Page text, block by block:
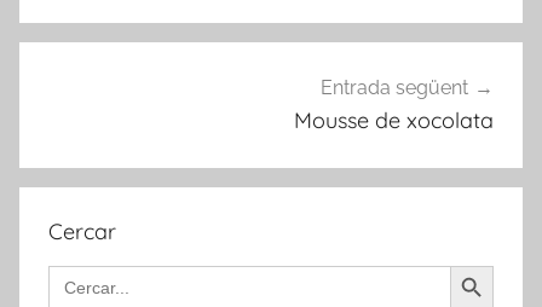
Entrada següent
Mousse de xocolata
Cercar
Search
for:
Search Button